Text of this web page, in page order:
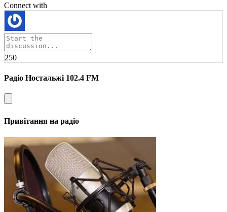
Connect with
250
Радіо Ностальжі 102.4 FM
Привітання на радіо